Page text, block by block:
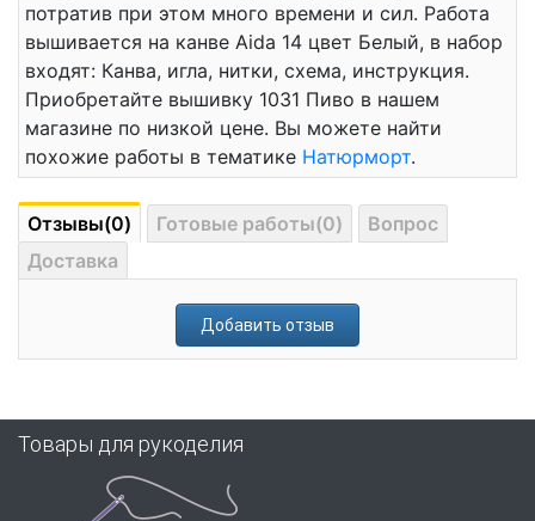
потратив при этом много времени и сил. Работа
вышивается на канве Aida 14 цвет Белый, в набор
входят: Канва, игла, нитки, схема, инструкция.
Приобретайте вышивку 1031 Пиво в нашем
магазине по низкой цене. Вы можете найти
похожие работы в тематике Натюрморт.
Отзывы(0) Готовые работы(0)
Вопрос
Доставка
Добавить отзыв
Товары для рукоделия